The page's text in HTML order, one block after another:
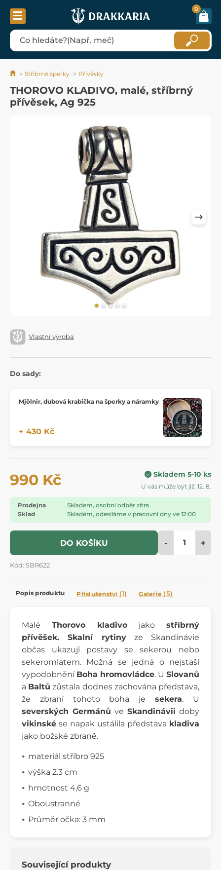
0
Stříbrné šperky Přívěsky
THOROVO KLADIVO, malé, stříbrný
přívěsek, Ag 925
Vlastní výroba
Do sady:
Mjölnir, dubová krabička na šperky a náramky
+ 430 Kč
990 Kč Skladem 5-10 ks
U vás může být již: 12. 8.
Prodejna
Skladem, osobní odběr zítra
Sklad
Skladem, odesíláme v pracovní dny ve 12:00
DO KOŠÍKU - +
Kód: SBR622
Popis produktu Příslušenství (1) Galerie (5)
Malé Thorovo kladivo jako stříbrný
přívěšek. Skalní rytinyze Skandinávie
občas ukazují postavy se sekerou nebo
sekeromlatem. Možná se jedná o nejstaší
vypodobnění Boha hromovládce. U Slovanů
a Baltů zůstala dodnes zachována představa,
že zbraní tohoto boha jesekera. U
severských Germánů ve Skandinávii doby
vikinské se napak ustálila představa kladiva
jako božské zbraně.
materiál stříbro 925
výška 2.3 cm
hmotnost 4,6 g
Oboustranné
Průměr očka: 3 mm
Související produkty